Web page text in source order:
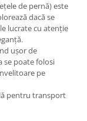
de pernă) este
dacă se
lucrate cu atenție
ușor de
se poate folosi
pe
pentru transport